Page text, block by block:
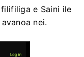
filifiliga e Saini ile
nei.